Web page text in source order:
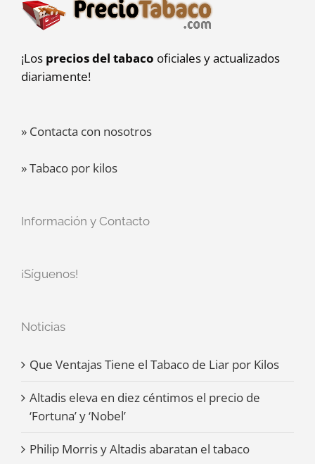
¡Los precios del tabaco oficiales y actualizados
diariamente!
» Contacta con nosotros
» Tabaco por kilos
Información y Contacto
¡Síguenos!
Noticias
Que Ventajas Tiene el Tabaco de Liar por Kilos
Altadis eleva en diez céntimos el precio de
‘Fortuna’ y ‘Nobel’
Philip Morris y Altadis abaratan el tabaco